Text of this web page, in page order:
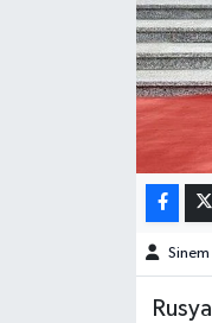
Sinem
Hava Durumu
Kim kimdir?